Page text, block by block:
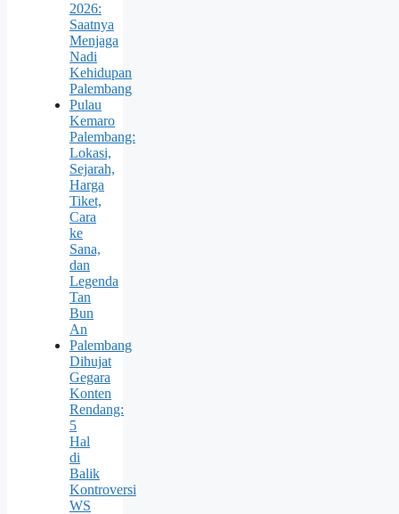
2026:
Saatnya
Menjaga
Nadi
Kehidupan
Palembang
Pulau
Kemaro
Palembang:
Lokasi,
Sejarah,
Harga
Tiket,
Cara
ke
Sana,
dan
Legenda
Tan
Bun
An
Palembang
Dihujat
Gegara
Konten
Rendang:
5
Hal
di
Balik
Kontroversi
WS